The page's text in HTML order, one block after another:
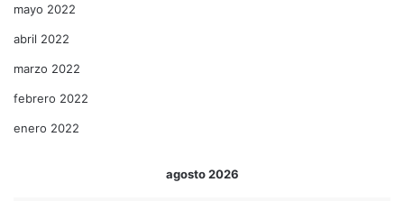
mayo 2022
abril 2022
marzo 2022
febrero 2022
enero 2022
agosto 2026